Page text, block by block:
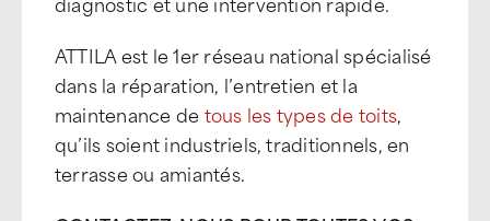
ATTILA est le 1er réseau national spécialisé
dans la réparation, l’entretien et la
maintenance de tous les types de toits,
qu’ils soient industriels, traditionnels, en
terrasse ou amiantés.